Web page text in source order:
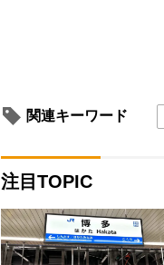
関連キーワード
注目TOPIC